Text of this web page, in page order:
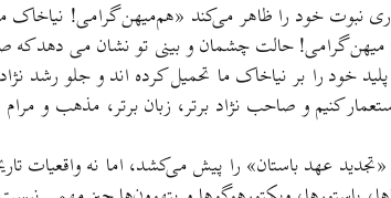
گیروداری نبوت خود را ظاهر می‌کند «هم‌میهن
گرامی! حالت چشمان و بینی تو نشان می دهد که
خود را بر نیاخاک ما تحمیل کرده اند و جلو رشد
کنیم و صاحب نژاد برتر، زبان برتر، مذهب و
عهد باستان» را پیش می‌کشد، اما نه واقعیات